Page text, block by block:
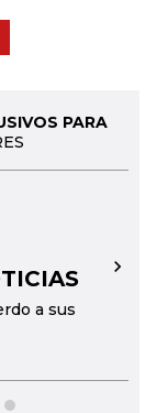
PARA
a sus
→